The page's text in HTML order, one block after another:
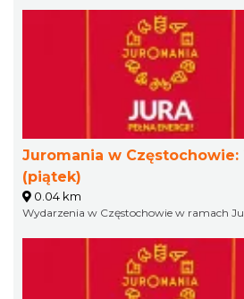
Juromania w Częstochowie:
(piątek)
0.04 km
Wydarzenia w Częstochowie w ramach